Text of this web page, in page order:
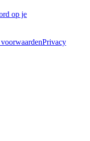
op je
Privacy